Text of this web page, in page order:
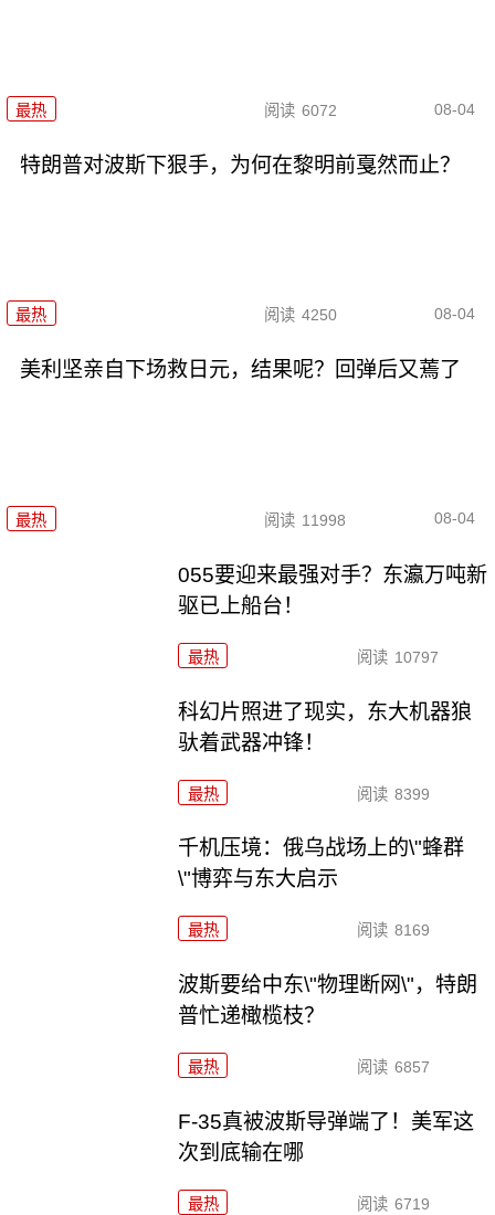
最热 阅读 6072 08-04
特朗普对波斯下狠手，为何在黎明前戛然而止？
最热 阅读 4250 08-04
美利坚亲自下场救日元，结果呢？回弹后又蔫了
最热 阅读 11998 08-04
055要迎来最强对手？东瀛万吨新
驱已上船台！
最热 阅读 10797
科幻片照进了现实，东大机器狼
驮着武器冲锋！
最热 阅读 8399
千机压境：俄乌战场上的\"蜂群
\"博弈与东大启示
最热 阅读 8169
波斯要给中东\"物理断网\"，特朗
普忙递橄榄枝？
最热 阅读 6857
F-35真被波斯导弹端了！美军这
次到底输在哪
最热 阅读 6719